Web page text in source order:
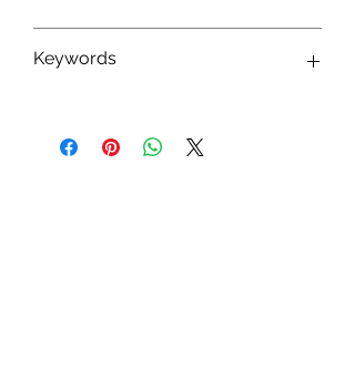
Keywords
; JCC Yu-Gi-Oh! ; Yu-Gi-Oh! TCG ; Jeu
de Cartes à Collectionner ; Boosters Yu-